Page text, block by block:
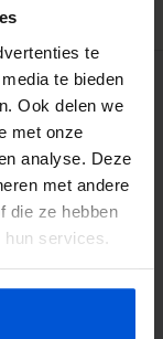
te
te bieden
Ook delen we
met onze
analyse. Deze
met andere
die ze hebben
services.